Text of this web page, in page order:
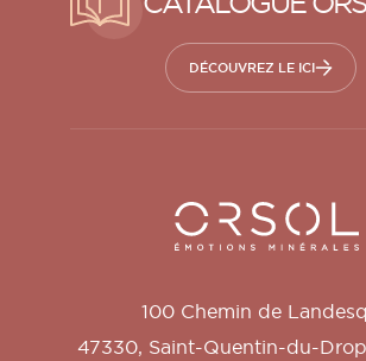
DÉCOUVREZ LE ICI
Orsol S.A.
100 Chemin de
47330, Saint-Quentin-du-